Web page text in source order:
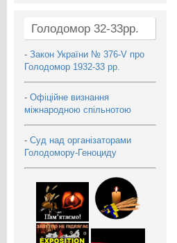
Голодомор 32-33рр.
- Закон України № 376-V про
Голодомор 1932-33 рр.
- Офіційне визнання
міжнародною спільнотою
- Суд над організаторами
Голодомору-Геноциду